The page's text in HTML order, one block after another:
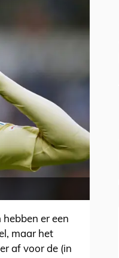
er een
maar het
af voor de (in